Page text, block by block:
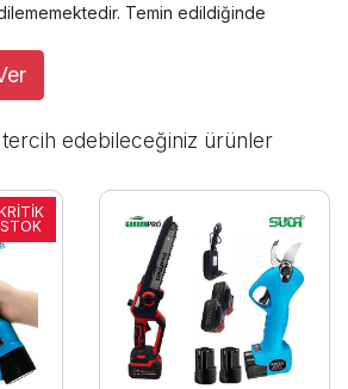
Temin edildiğinde
edebileceğiniz ürünler